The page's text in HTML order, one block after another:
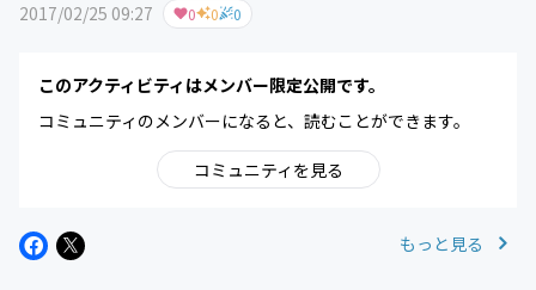
2017/02/25 09:27 0 0 0
このアクティビティはメンバー限定公開です。
コミュニティのメンバーになると、読むことができます。
コミュニティを見る
もっと見る